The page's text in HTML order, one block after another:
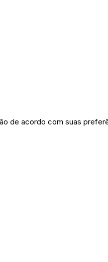
de acordo com suas